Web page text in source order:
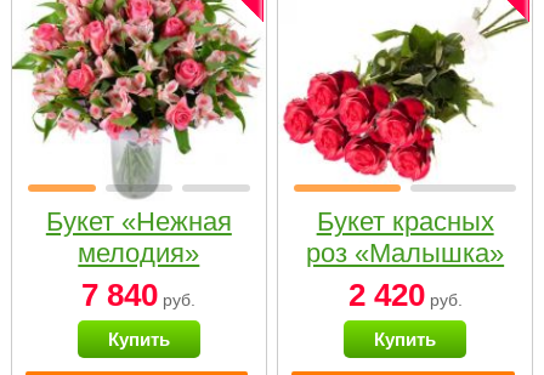
Букет «Нежная
мелодия»
7 840 руб.
Купить
Букет красных
роз «Малышка»
2 420руб.
Купить